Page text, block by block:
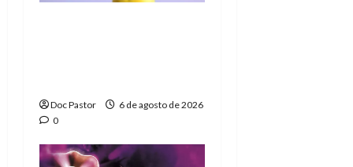
Doc Pastor
6 de agosto de 2026
0